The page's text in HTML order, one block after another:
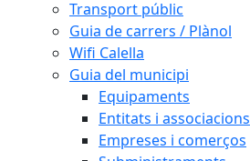
Transport públic
Guia de carrers / Plànol
Wifi Calella
Guia del municipi
Equipaments
Entitats i associacions
Empreses i comerços